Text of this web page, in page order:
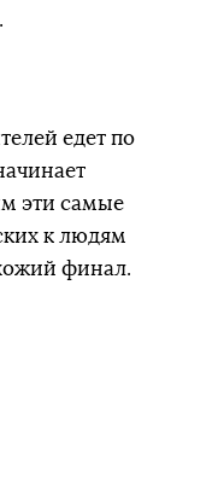
едет по
эти самые
к людям
финал.